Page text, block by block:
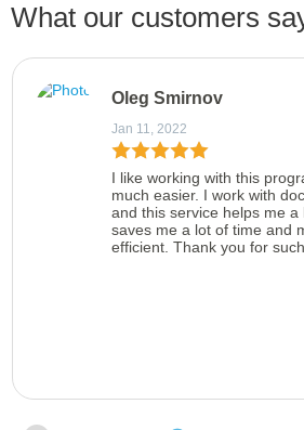
What our customers
Oleg Smirnov
Jan 11, 2022
I like working with this
much easier. I work with
and this service helps me
saves me a lot of time and
efficient. Thank you for